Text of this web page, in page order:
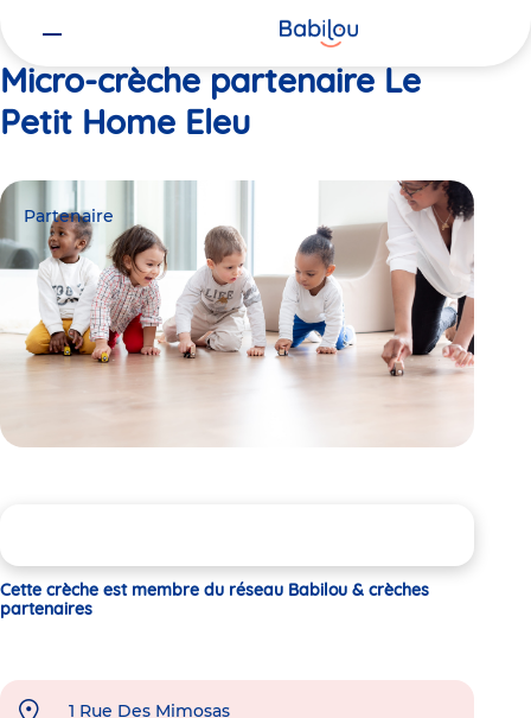
Micro-crèche partenaire Le
Petit Home Eleu
Partenaire
Cette crèche est membre du réseau Babilou & crèches
partenaires
1 Rue Des Mimosas